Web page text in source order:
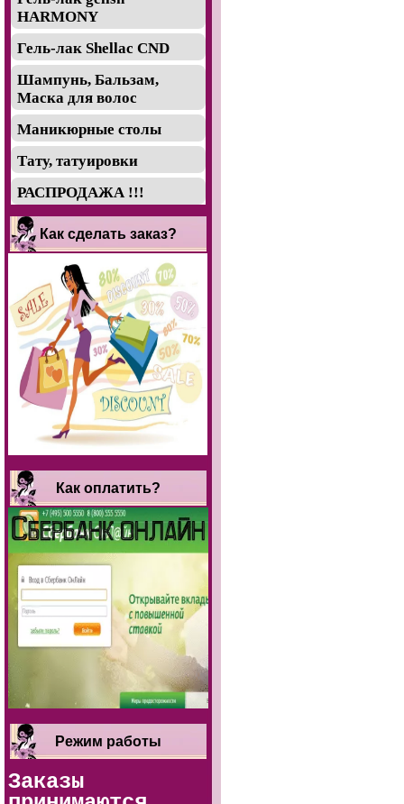
HARMONY
Гель-лак Shellac CND
Шампунь, Бальзам,
Маска для волос
Маникюрные столы
Тату, татуировки
РАСПРОДАЖА !!!
Как сделать заказ?
Как оплатить?
Режим работы
Заказы